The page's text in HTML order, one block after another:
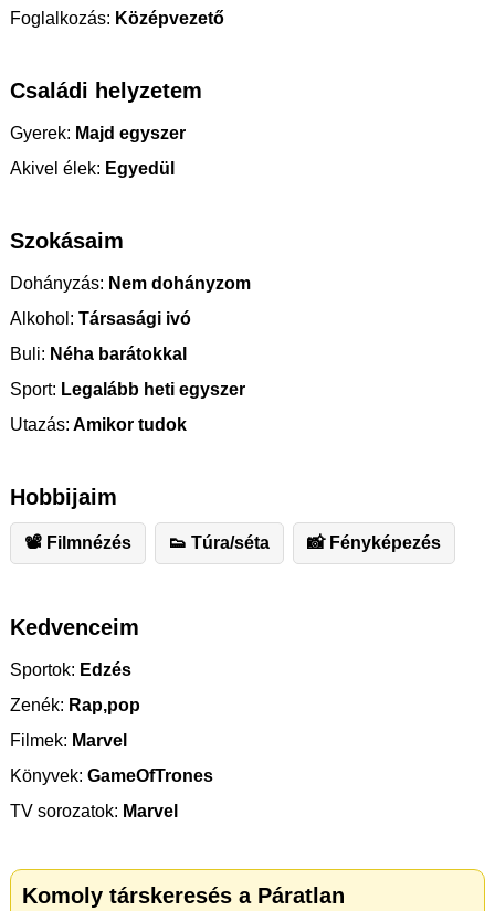
Foglalkozás: Középvezető
Családi helyzetem
Gyerek: Majd egyszer
Akivel élek: Egyedül
Szokásaim
Dohányzás: Nem dohányzom
Alkohol: Társasági ivó
Buli: Néha barátokkal
Sport: Legalább heti egyszer
Utazás: Amikor tudok
Hobbijaim
📽 Filmnézés 👟 Túra/séta 📸 Fényképezés
Kedvenceim
Sportok: Edzés
Zenék: Rap,pop
Filmek: Marvel
Könyvek: GameOfTrones
TV sorozatok: Marvel
Komoly társkeresés a Páratlan